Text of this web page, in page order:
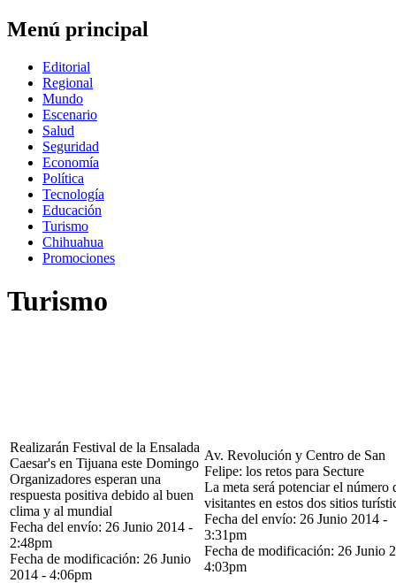
Menú principal
Editorial
Regional
Mundo
Escenario
Salud
Seguridad
Economía
Política
Tecnología
Educación
Turismo
Chihuahua
Promociones
Turismo
Realizarán Festival de la Ensalada
Caesar's en Tijuana este Domingo
Organizadores esperan una
respuesta positiva debido al buen
clima y al mundial
Fecha del envío: 26 Junio 2014 -
2:48pm
Fecha de modificación: 26 Junio
2014 - 4:06pm
Av. Revolución y Centro de San
Felipe: los retos para Secture
La meta será potenciar el número
visitantes en estos dos sitios
Fecha del envío: 26 Junio 2014 -
3:31pm
Fecha de modificación: 26 Junio
4:03pm